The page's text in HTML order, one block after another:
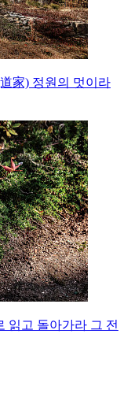
家) 정원의 멋이라
읽고 돌아가라 그 전